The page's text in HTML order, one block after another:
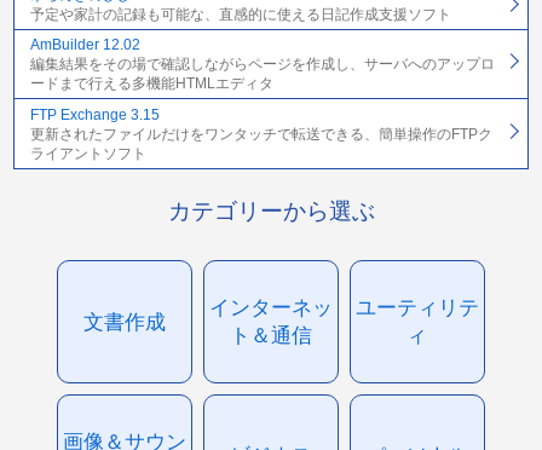
予定や家計の記録も可能な、直感的に使える日記作成支援ソフト
AmBuilder 12.02
編集結果をその場で確認しながらページを作成し、サーバへのアップロ
ードまで行える多機能HTMLエディタ
FTP Exchange 3.15
更新されたファイルだけをワンタッチで転送できる、簡単操作のFTPク
ライアントソフト
カテゴリーから選ぶ
文書作成
インターネッ
ト＆通信
ユーティリテ
ィ
画像＆サウン